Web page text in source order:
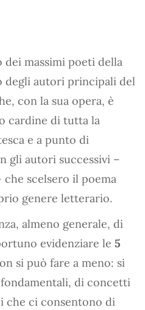
dei massimi poeti della
degli autori principali del
con la sua opera, è
cardine di tutta la
e a punto di
gli autori successivi –
che scelsero il poema
genere letterario.
almeno generale, di
evidenziare le 5
si può fare a meno: si
di concetti
che ci consentono di